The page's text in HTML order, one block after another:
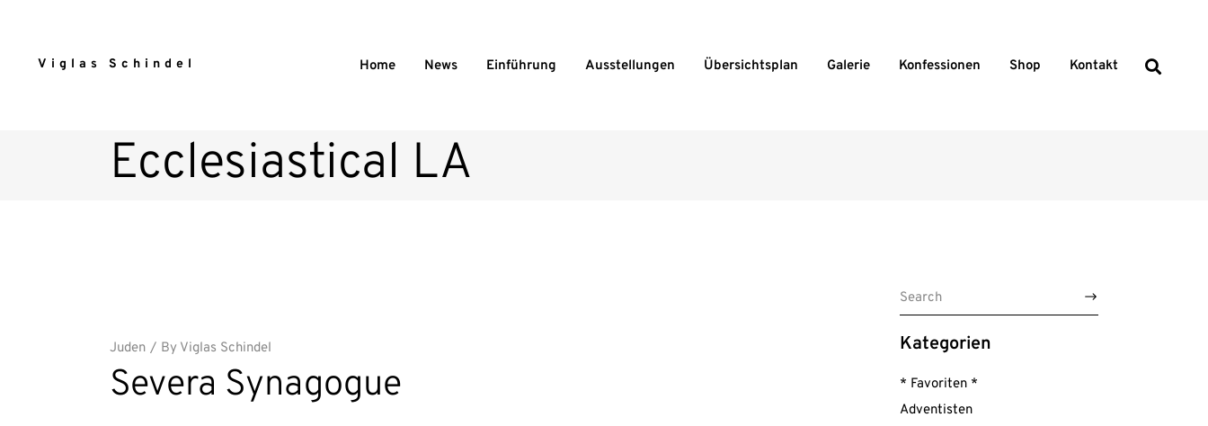
Viglas Schindel Home News Einführung Ausstellungen Übersichtsplan Galerie Konfessionen Shop Kontakt
Ecclesiastical LA
Juden By Viglas Schindel
Severa Synagogue
Search
Kategorien
* Favoriten *
Adventisten